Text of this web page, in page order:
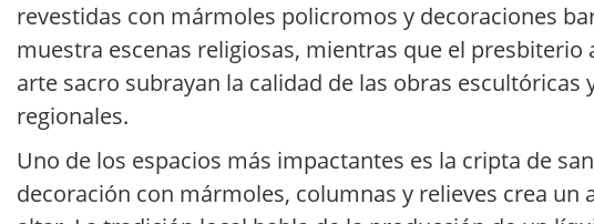
revestidas con mármoles policromos y decoraciones
muestra escenas religiosas, mientras que el
arte sacro subrayan la calidad de las obras
regionales.
Uno de los espacios más impactantes es la cripta de
decoración con mármoles, columnas y relieves crea